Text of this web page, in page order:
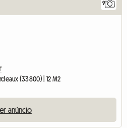
9
(33800) | 12 M2
anúncio